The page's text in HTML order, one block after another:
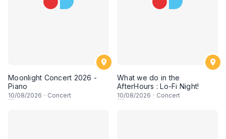
Moonlight Concert 2026 -
Piano
10/08/2026 · Concert
What we do in the
AfterHours : Lo-Fi Night!
10/08/2026 · Concert